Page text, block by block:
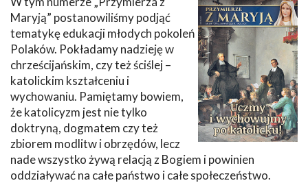
Maryją” postanowiliśmy podjąć
tematykę edukacji młodych pokoleń
Polaków. Pokładamy nadzieję w
chrześcijańskim, czy też ściślej –
katolickim kształceniu i
wychowaniu. Pamiętamy bowiem,
że katolicyzm jest nie tylko
doktryną, dogmatem czy też
zbiorem modlitw i obrzędów, lecz
nade wszystko żywą relacją z Bogiem i powinien
oddziaływać na całe państwo i całe społeczeństwo.